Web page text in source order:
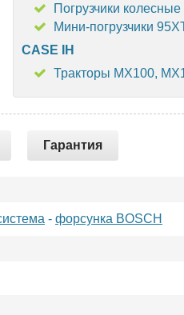
Погрузчики
Мини-погрузчики
CASE IH
Тракторы MX100,
Гарантия
- форсунка BOSCH